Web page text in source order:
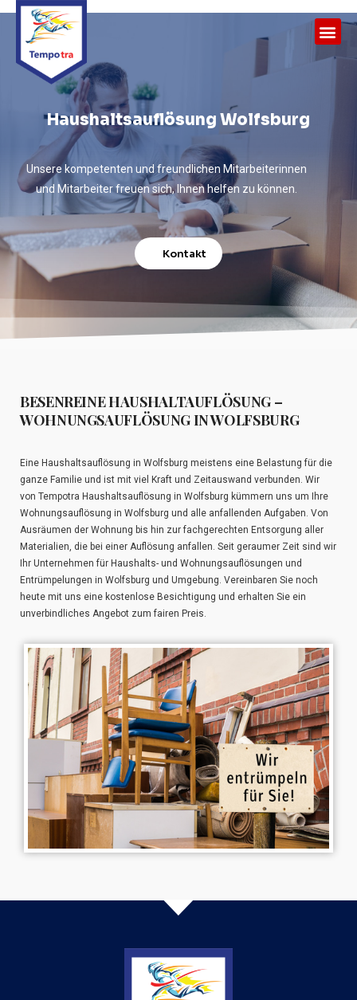
Haushaltsauflösung Wolfsburg
Unsere kompetenten und freundlichen Mitarbeiterinnen
und Mitarbeiter freuen sich, Ihnen helfen zu können.
Kontakt
BESENREINE HAUSHALTAUFLÖSUNG –
WOHNUNGSAUFLÖSUNG IN WOLFSBURG
Eine Haushaltsauflösung in Wolfsburg meistens eine Belastung für die
ganze Familie und ist mit viel Kraft und Zeitauswand verbunden. Wir
von Tempotra Haushaltsauflösung in Wolfsburg kümmern uns um Ihre
Wohnungsauflösung in Wolfsburg und alle anfallenden Aufgaben. Von
Ausräumen der Wohnung bis hin zur fachgerechten Entsorgung aller
Materialien, die bei einer Auflösung anfallen. Seit geraumer Zeit sind wir
Ihr Unternehmen für Haushalts- und Wohnungsauflösungen und
Entrümpelungen in Wolfsburg und Umgebung. Vereinbaren Sie noch
heute mit uns eine kostenlose Besichtigung und erhalten Sie ein
unverbindliches Angebot zum fairen Preis.